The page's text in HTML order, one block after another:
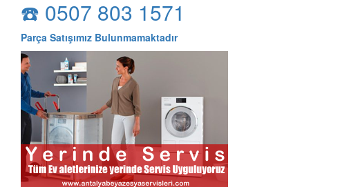
☎️ 0507 803 1571
Parça Satışımız Bulunmamaktadır